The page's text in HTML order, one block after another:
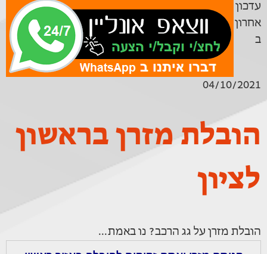
עדכון
אחרון
ב
04/10/2021
הובלת מזרן בראשון
לציון
הובלת מזרן על גג הרכב? נו באמת...